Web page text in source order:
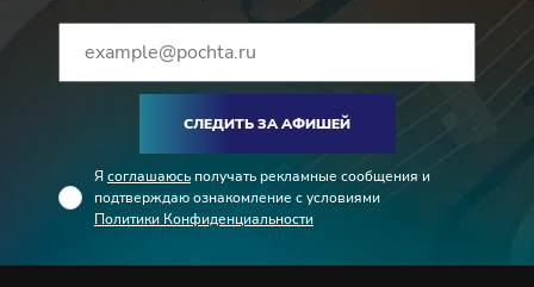
СЛЕДИТЬ ЗА АФИШЕЙ
Я соглашаюсь получать рекламные сообщения и
подтверждаю ознакомление с условиями
Политики Конфиденциальности